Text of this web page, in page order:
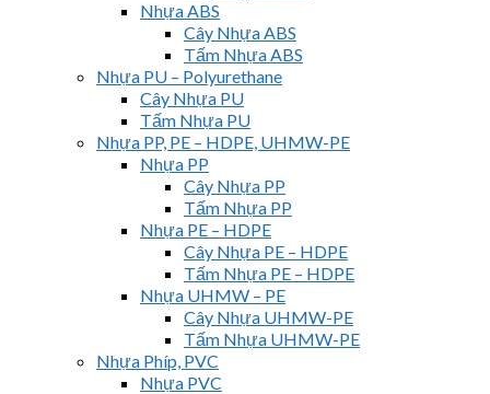
Nhựa ABS
Cây Nhựa ABS
Tấm Nhựa ABS
Nhựa PU – Polyurethane
Cây Nhựa PU
Tấm Nhựa PU
Nhựa PP, PE – HDPE, UHMW-PE
Nhựa PP
Cây Nhựa PP
Tấm Nhựa PP
Nhựa PE – HDPE
Cây Nhựa PE – HDPE
Tấm Nhựa PE – HDPE
Nhựa UHMW – PE
Cây Nhựa UHMW-PE
Tấm Nhựa UHMW-PE
Nhựa Phíp, PVC
Nhựa PVC